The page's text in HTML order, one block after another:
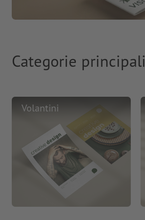
Categorie principali
Volantini